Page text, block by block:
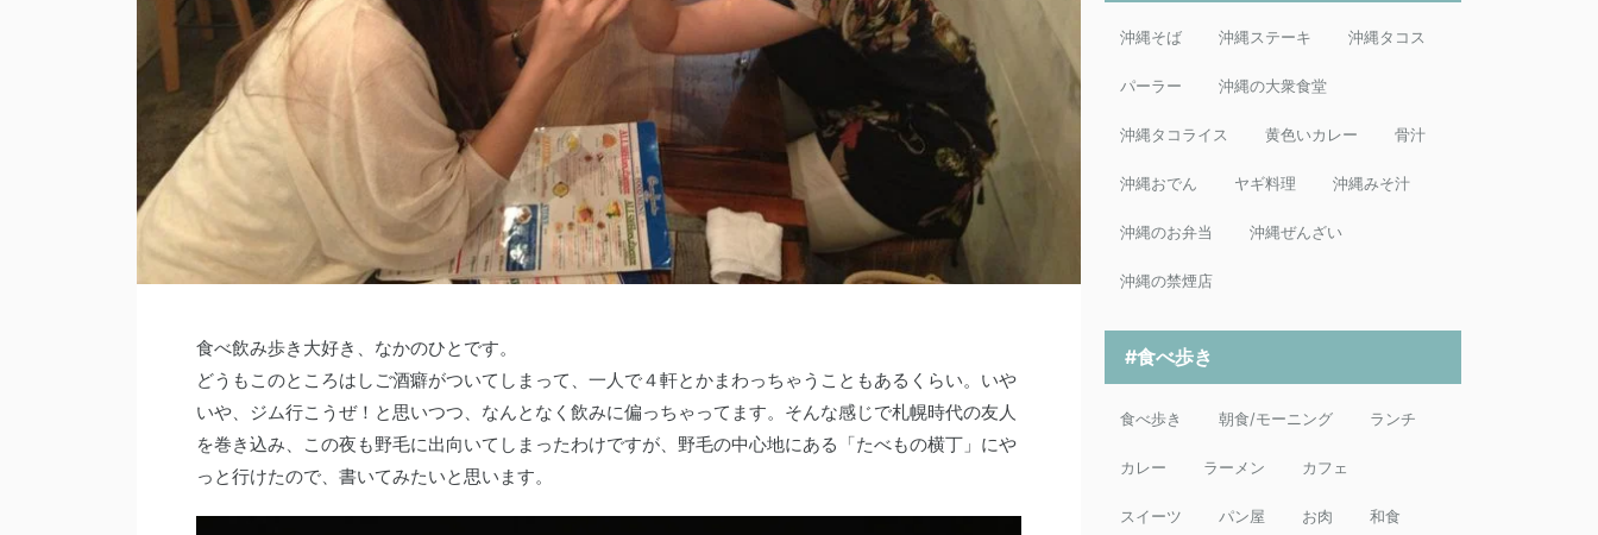
食べ飲み歩き大好き、なかのひとです。
どうもこのところはしご酒癖がついてしまって、一人で４軒とかまわっちゃうこともあるくらい。いや
いや、ジム行こうぜ！と思いつつ、なんとなく飲みに偏っちゃってます。そんな感じで札幌時代の友人
を巻き込み、この夜も野毛に出向いてしまったわけですが、野毛の中心地にある「たべもの横丁」にや
っと行けたので、書いてみたいと思います。
沖縄そば 沖縄ステーキ 沖縄タコス
パーラー 沖縄の大衆食堂
沖縄タコライス 黄色いカレー 骨汁
沖縄おでん ヤギ料理 沖縄みそ汁
沖縄のお弁当 沖縄ぜんざい
沖縄の禁煙店
#食べ歩き
食べ歩き 朝食/モーニング ランチ
カレー ラーメン カフェ
スイーツ パン屋 お肉 和食